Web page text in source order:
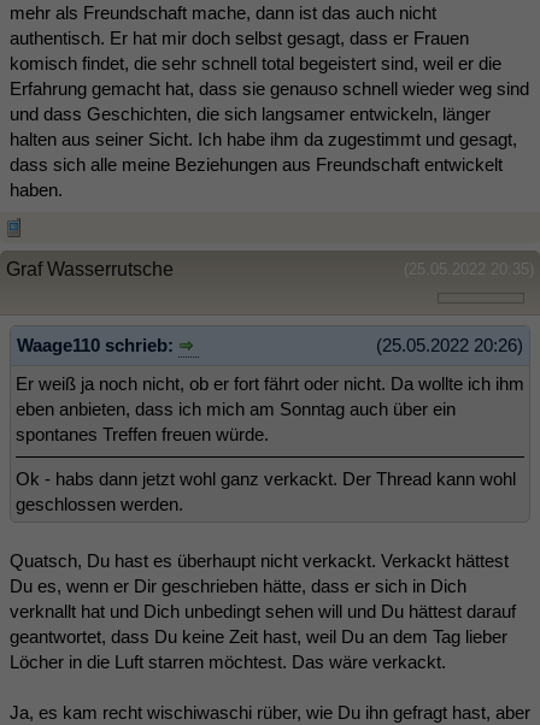
mehr als Freundschaft mache, dann ist das auch nicht
authentisch. Er hat mir doch selbst gesagt, dass er Frauen
komisch findet, die sehr schnell total begeistert sind, weil er die
Erfahrung gemacht hat, dass sie genauso schnell wieder weg sind
und dass Geschichten, die sich langsamer entwickeln, länger
halten aus seiner Sicht. Ich habe ihm da zugestimmt und gesagt,
dass sich alle meine Beziehungen aus Freundschaft entwickelt
haben.
(25.05.2022 20:35)
Graf Wasserrutsche
(25.05.2022 20:26)
Waage110 schrieb:
Er weiß ja noch nicht, ob er fort fährt oder nicht. Da wollte ich ihm
eben anbieten, dass ich mich am Sonntag auch über ein
spontanes Treffen freuen würde.
Ok - habs dann jetzt wohl ganz verkackt. Der Thread kann wohl
geschlossen werden.
Quatsch, Du hast es überhaupt nicht verkackt. Verkackt hättest
Du es, wenn er Dir geschrieben hätte, dass er sich in Dich
verknallt hat und Dich unbedingt sehen will und Du hättest darauf
geantwortet, dass Du keine Zeit hast, weil Du an dem Tag lieber
Löcher in die Luft starren möchtest. Das wäre verkackt.
Ja, es kam recht wischiwaschi rüber, wie Du ihn gefragt hast, aber